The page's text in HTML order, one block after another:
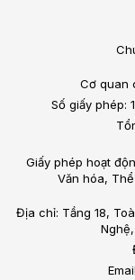
Cơ quan
Số giấy phép:
Giấy phép hoạt
Văn hóa,
Địa chỉ: Tầng 18,